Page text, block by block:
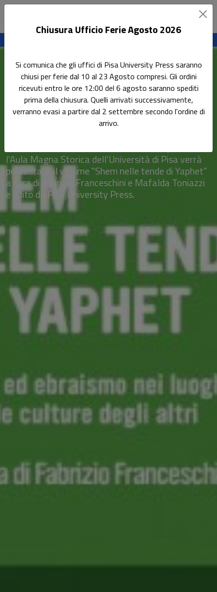
Home Tutti gli eventi
Presentazione del volume "Shem nelle tende di Yaphet"
Presentazione del volume
"Shem nelle tende di Yaphet"
l'Aula Magna Storica dell'Università di Pisa verrà
presentato il volume "Shem nelle tende di Yaphet"
a cura di Fabrizio Franceschini e Mafalda Toniazzi
e edito da Pisa University Press.
Chiusura Ufficio Ferie Agosto 2026
Si comunica che gli uffici di Pisa University Press saranno
chiusi per ferie dal 10 al 23 Agosto compresi. Gli ordini
ricevuti entro le ore 12:00 del 6 agosto saranno spediti
prima della chiusura. Quelli arrivati successivamente,
verranno evasi a partire dal 2 settembre secondo l'ordine di
arrivo.